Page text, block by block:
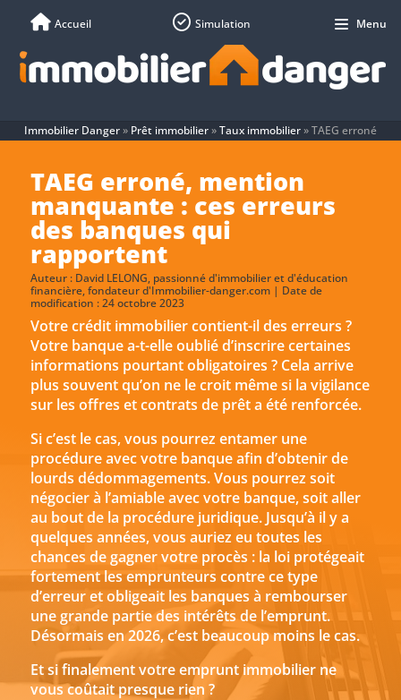
Immobilier Danger» Prêt immobilier»Taux immobilier»TAEG erroné
TAEG erroné, mention
manquante : ces erreurs
des banques qui
rapportent
Auteur : David LELONG, passionné d'immobilier et d'éducation
financière, fondateur d'Immobilier-danger.com | Date de
modification : 24 octobre 2023
Votre crédit immobilier contient-il des erreurs ?
Votre banque a-t-elle oublié d’inscrire certaines
informations pourtant obligatoires ? Cela arrive
plus souvent qu’on ne le croit même si la vigilance
sur les offres et contrats de prêt a été renforcée.
Si c’est le cas, vous pourrez entamer une
procédure avec votre banque afin d’obtenir de
lourds dédommagements. Vous pourrez soit
négocier à l’amiable avec votre banque, soit aller
au bout de la procédure juridique. Jusqu’à il y a
quelques années, vous auriez eu toutes les
chances de gagner votre procès : la loi protégeait
fortement les emprunteurs contre ce type
d’erreur et obligeait les banques à rembourser
une grande partie des intérêts de l’emprunt.
Désormais en 2026, c’est beaucoup moins le cas.
Et si finalement votre emprunt immobilier ne
vous coûtait presque rien ?
Accueil Simulation Menu